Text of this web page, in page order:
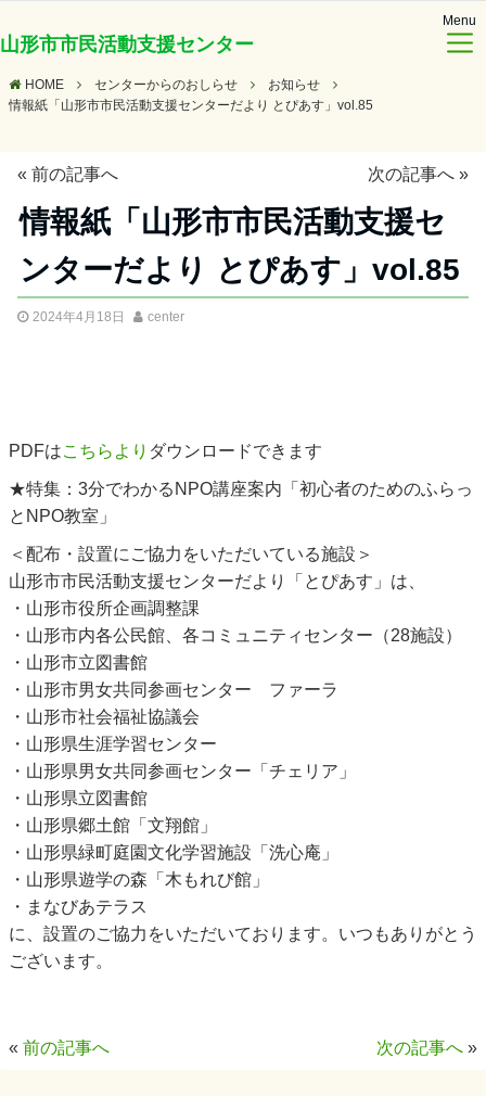
山形市市民活動支援センター
Menu
HOME センターからのおしらせ
お知らせ
情報紙「山形市市民活動支援センターだより とぴあす」vol.85
« 前の記事へ 次の記事へ »
情報紙「山形市市民活動支援セ
ンターだより とぴあす」vol.85
2024年4月18日 center
PDFはこちら より ダウンロードできます
★特集：3分でわかるNPO講座案内「初心者のためのふらっ
とNPO教室」
＜配布・設置にご協力をいただいている施設＞
山形市市民活動支援センターだより「とぴあす」は、
・山形市役所企画調整課
・山形市内各公民館、各コミュニティセンター（28施設）
・山形市立図書館
・山形市男女共同参画センター ファーラ
・山形市社会福祉協議会
・山形県生涯学習センター
・山形県男女共同参画センター「チェリア」
・山形県立図書館
・山形県郷土館「文翔館」
・山形県緑町庭園文化学習施設「洗心庵」
・山形県遊学の森「木もれび館」
・まなびあテラス
に、設置のご協力をいただいております。いつもありがとう
ございます。
« 前の記事へ 次の記事へ »